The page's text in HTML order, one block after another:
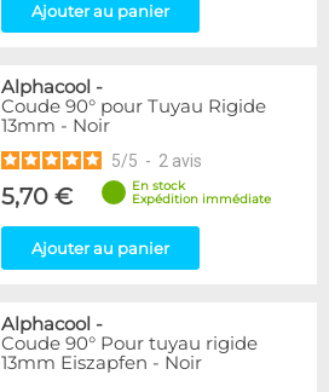
Ajouter au panier
Alphacool -
Coude 90° pour Tuyau Rigide
13mm - Noir
5/5 - 2 avis
5,70 €
En stock
Expédition immédiate
Ajouter au panier
Alphacool -
Coude 90° Pour tuyau rigide
13mm Eiszapfen - Noir